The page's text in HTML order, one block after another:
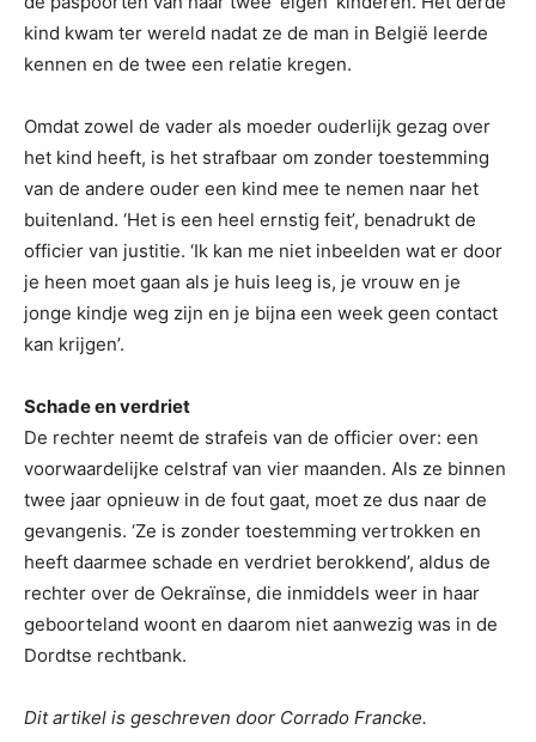
kind kwam ter wereld nadat ze de man in België leerde
kennen en de twee een relatie kregen.
Omdat zowel de vader als moeder ouderlijk gezag over
het kind heeft, is het strafbaar om zonder toestemming
van de andere ouder een kind mee te nemen naar het
buitenland. ‘Het is een heel ernstig feit’, benadrukt de
officier van justitie. ‘Ik kan me niet inbeelden wat er door
je heen moet gaan als je huis leeg is, je vrouw en je
jonge kindje weg zijn en je bijna een week geen contact
kan krijgen’.
Schade en verdriet
De rechter neemt de strafeis van de officier over: een
voorwaardelijke celstraf van vier maanden. Als ze binnen
twee jaar opnieuw in de fout gaat, moet ze dus naar de
gevangenis. ‘Ze is zonder toestemming vertrokken en
heeft daarmee schade en verdriet berokkend’, aldus de
rechter over de Oekraïnse, die inmiddels weer in haar
geboorteland woont en daarom niet aanwezig was in de
Dordtse rechtbank.
Dit artikel is geschreven door Corrado Francke.